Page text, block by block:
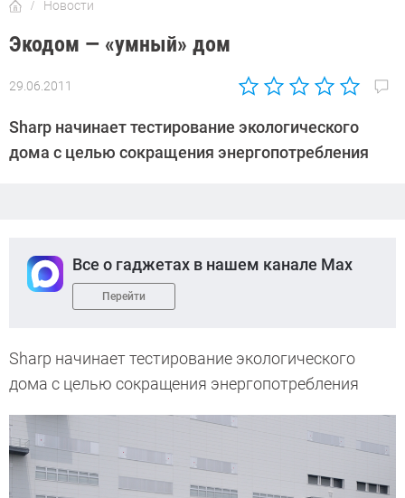
Новости
Экодом — «умный» дом
29.06.2011
Автор:
Sharp начинает тестирование экологического
дома с целью сокращения энергопотребления
Все о гаджетах в нашем канале Max
Перейти
Sharp начинает тестирование экологического
дома с целью сокращения энергопотребления